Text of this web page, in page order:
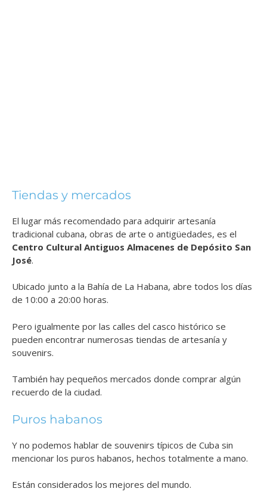
Tiendas y mercados
El lugar más recomendado para adquirir artesanía
tradicional cubana, obras de arte o antigüedades, es el
Centro Cultural Antiguos Almacenes de Depósito San
José.
Ubicado junto a la Bahía de La Habana, abre todos los días
de 10:00 a 20:00 horas.
Pero igualmente por las calles del casco histórico se
pueden encontrar numerosas tiendas de artesanía y
souvenirs.
También hay pequeños mercados donde comprar algún
recuerdo de la ciudad.
Puros habanos
Y no podemos hablar de souvenirs típicos de Cuba sin
mencionar los puros habanos, hechos totalmente a mano.
Están considerados los mejores del mundo.